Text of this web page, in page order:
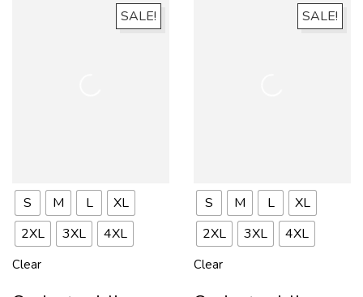
SALE!
S M L
XL
2XL
3XL 4XL
Clear
SALE!
S M L
XL
2XL
3XL 4XL
Clear